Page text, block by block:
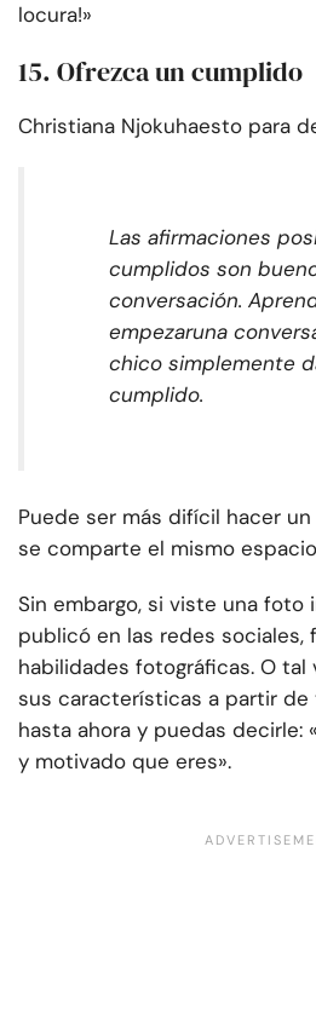
locura!»
15. Ofrezca un cumplido
Christiana Njokuhaesto para
Las afirmaciones
cumplidos son
conversación.
empezaruna
chico simplemente
cumplido.
Puede ser más difícil hacer
se comparte el mismo
Sin embargo, si viste una foto
publicó en las redes sociales,
habilidades fotográficas. O tal
sus características a partir
hasta ahora y puedas decirle:
y motivado que eres».